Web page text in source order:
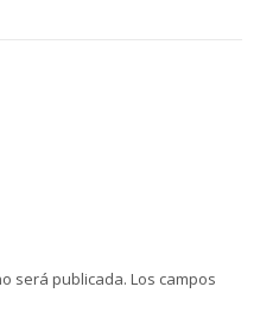
será publicada. Los campos